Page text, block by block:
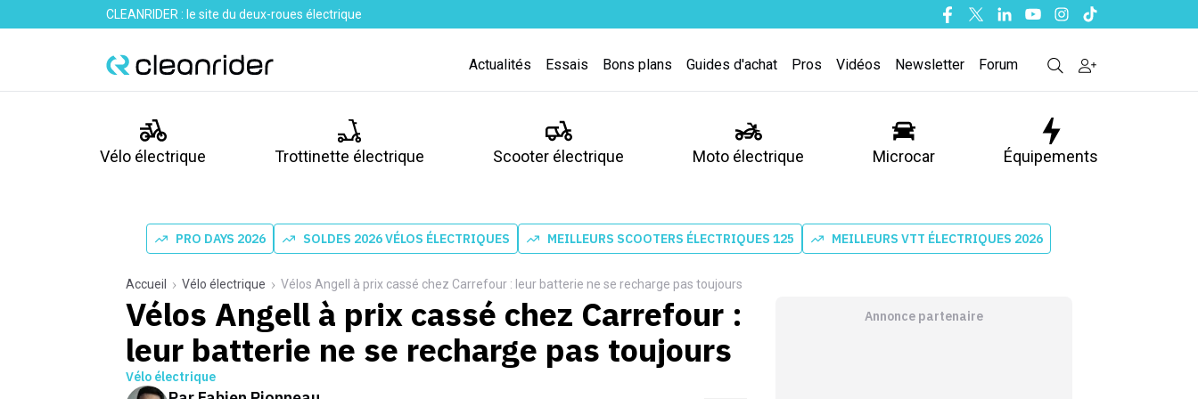
CLEANRIDER : le site du deux-roues électrique Facebook
TwitterLinkedinYoutubeInstagram
Tiktok
Actualités Essais Bons plans Guides d'achat Pros Vidéos Newsletter Forum
Vélo électrique Trottinette électrique Scooter électrique Moto électrique Microcar Équipements
PRO DAYS 2026 SOLDES 2026 VÉLOS ÉLECTRIQUES MEILLEURS SCOOTERS ÉLECTRIQUES 125 MEILLEURS VTT ÉLECTRIQUES 2026
Accueil Vélo électrique Vélos Angell à prix cassé chez Carrefour : leur batterie ne se recharge pas toujours
Vélos Angell à prix cassé chez Carrefour :
leur batterie ne se recharge pas toujours
Vélo électrique
Annonce partenaire